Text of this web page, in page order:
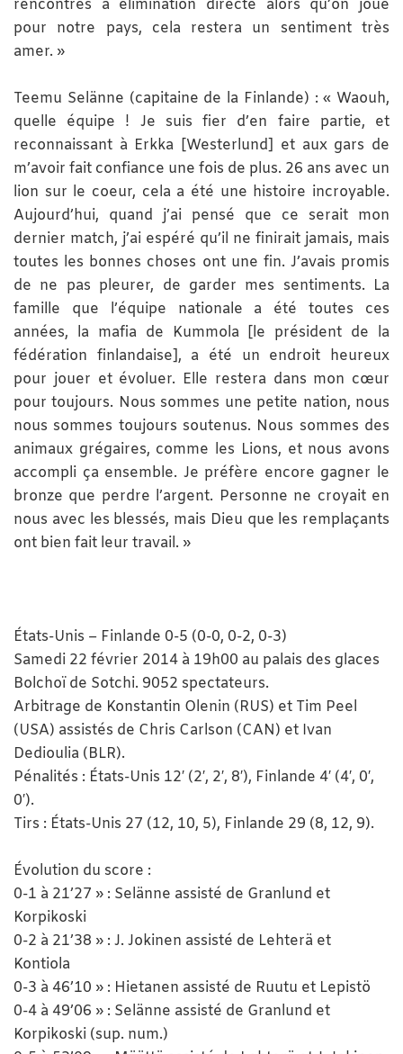
rencontres à élimination directe alors qu’on joue
pour notre pays, cela restera un sentiment très
amer. »
Teemu Selänne (capitaine de la Finlande) : « Waouh,
quelle équipe ! Je suis fier d’en faire partie, et
reconnaissant à Erkka [Westerlund] et aux gars de
m’avoir fait confiance une fois de plus. 26 ans avec un
lion sur le coeur, cela a été une histoire incroyable.
Aujourd’hui, quand j’ai pensé que ce serait mon
dernier match, j’ai espéré qu’il ne finirait jamais, mais
toutes les bonnes choses ont une fin. J’avais promis
de ne pas pleurer, de garder mes sentiments. La
famille que l’équipe nationale a été toutes ces
années, la mafia de Kummola [le président de la
fédération finlandaise], a été un endroit heureux
pour jouer et évoluer. Elle restera dans mon cœur
pour toujours. Nous sommes une petite nation, nous
nous sommes toujours soutenus. Nous sommes des
animaux grégaires, comme les Lions, et nous avons
accompli ça ensemble. Je préfère encore gagner le
bronze que perdre l’argent. Personne ne croyait en
nous avec les blessés, mais Dieu que les remplaçants
ont bien fait leur travail. »
États-Unis – Finlande 0-5 (0-0, 0-2, 0-3)
Samedi 22 février 2014 à 19h00 au palais des glaces
Bolchoï de Sotchi. 9052 spectateurs.
Arbitrage de Konstantin Olenin (RUS) et Tim Peel
(USA) assistés de Chris Carlson (CAN) et Ivan
Dedioulia (BLR).
Pénalités : États-Unis 12′ (2′, 2′, 8′), Finlande 4′ (4′, 0′,
0′).
Tirs : États-Unis 27 (12, 10, 5), Finlande 29 (8, 12, 9).
Évolution du score :
0-1 à 21’27 » : Selänne assisté de Granlund et
Korpikoski
0-2 à 21’38 » : J. Jokinen assisté de Lehterä et
Kontiola
0-3 à 46’10 » : Hietanen assisté de Ruutu et Lepistö
0-4 à 49’06 » : Selänne assisté de Granlund et
Korpikoski (sup. num.)